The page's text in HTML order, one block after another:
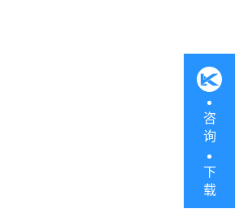
咨
询
下
载